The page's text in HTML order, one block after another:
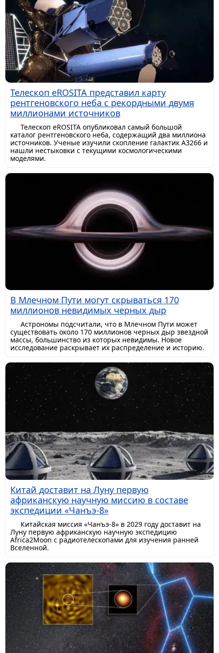
Телескоп eROSITA представил карту
рентгеновского неба с рекордными двумя
миллионами источников
Телескоп eROSITA опубликовал самый большой
каталог рентгеновского неба, содержащий два миллиона
источников. Ученые изучили скопление галактик A3266 и
нашли нестыковки с текущими космологическими
моделями.
В Млечном Пути могут скрываться 170
миллионов невидимых черных дыр
Астрономы подсчитали, что в Млечном Пути может
существовать около 170 миллионов черных дыр звездной
массы, большинство из которых невидимы. Новое
исследование раскрывает их распределение и историю.
Китай доставит на Луну первую
африканскую научную миссию в составе
экспедиции «Чанъэ-8»
Китайская миссия «Чанъэ-8» в 2029 году доставит на
Луну первую африканскую научную экспедицию
Africa2Moon с радиотелескопами для изучения ранней
Вселенной.